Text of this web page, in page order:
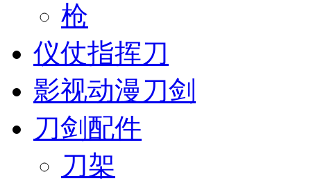
枪
仪仗指挥刀
影视动漫刀剑
刀剑配件
刀架